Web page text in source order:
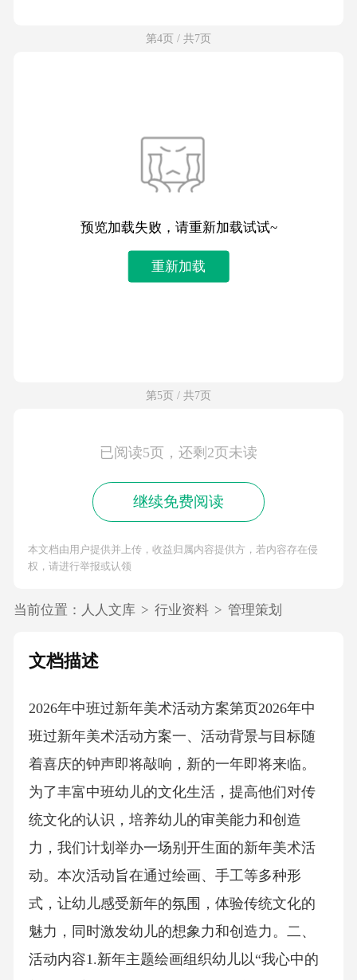
第4页 / 共7页
预览加载失败，请重新加载试试~
重新加载
第5页 / 共7页
已阅读5页，还剩2页未读
继续免费阅读
本文档由用户提供并上传，收益归属内容提供方，若内容存在侵
权，请进行举报或认领
当前位置： 人人文库 > 行业资料 > 管理策划
文档描述
2026年中班过新年美术活动方案第页2026年中
班过新年美术活动方案一、活动背景与目标随
着喜庆的钟声即将敲响，新的一年即将来临。
为了丰富中班幼儿的文化生活，提高他们对传
统文化的认识，培养幼儿的审美能力和创造
力，我们计划举办一场别开生面的新年美术活
动。本次活动旨在通过绘画、手工等多种形
式，让幼儿感受新年的氛围，体验传统文化的
魅力，同时激发幼儿的想象力和创造力。二、
活动内容1.新年主题绘画组织幼儿以“我心中的